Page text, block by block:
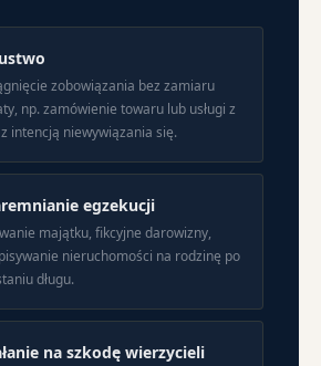
zobowiązania bez zamiaru
np. zamówienie towaru lub usługi z
intencją niewywiązania się.
egzekucji
majątku, fikcyjne darowizny,
nieruchomości na rodzinę po
długu.
na szkodę wierzycieli